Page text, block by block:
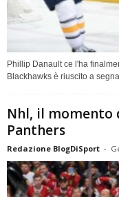
Phillip Danault ce l'ha
Blackhawks è riuscito a
Nhl, il momento
Panthers
Redazione BlogDiSport -